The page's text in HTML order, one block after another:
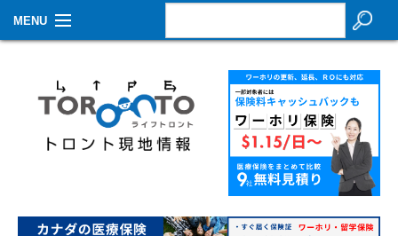
MENU
生活情報
その他
イベントカレンダー